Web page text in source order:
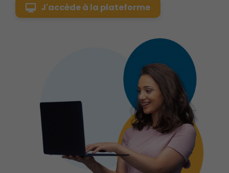
J'accède à la plateforme